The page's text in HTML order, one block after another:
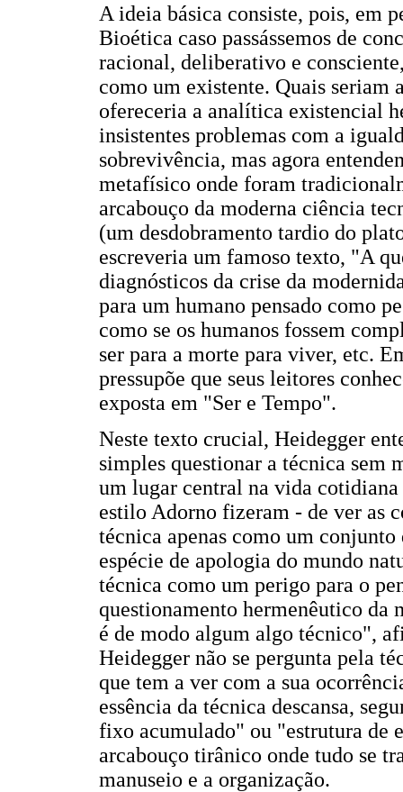
A ideia básica consiste, pois, em
Bioética caso passássemos de
racional, deliberativo e
como um existente. Quais seriam
ofereceria a analítica existencial
insistentes problemas com a
sobrevivência, mas agora
metafísico onde foram
arcabouço da moderna ciência
(um desdobramento tardio do
escreveria um famoso texto, "A
diagnósticos da crise da
para um humano pensado como
como se os humanos fossem
ser para a morte para viver, etc.
pressupõe que seus leitores
exposta em "Ser e Tempo".
Neste texto crucial, Heidegger
simples questionar a técnica sem
um lugar central na vida
estilo Adorno fizeram - de ver as
técnica apenas como um
espécie de apologia do mundo
técnica como um perigo para o
questionamento hermenêutico da
é de modo algum algo técnico",
Heidegger não se pergunta pela
que tem a ver com a sua
essência da técnica descansa,
fixo acumulado" ou "estrutura de
arcabouço tirânico onde tudo se
manuseio e a organização.